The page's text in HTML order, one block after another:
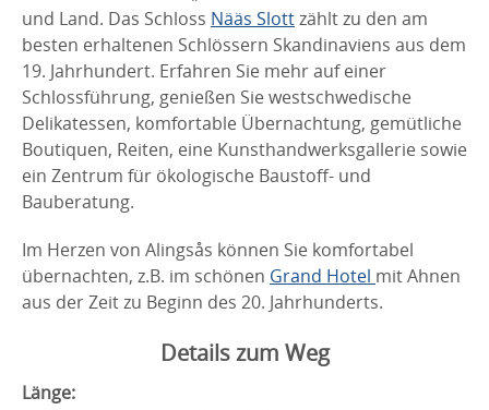
und Land. Das Schloss Nääs Slottzählt zu den am
besten erhaltenen Schlössern Skandinaviens aus dem
19. Jahrhundert. Erfahren Sie mehr auf einer
Schlossführung, genießen Sie westschwedische
Delikatessen, komfortable Übernachtung, gemütliche
Boutiquen, Reiten, eine Kunsthandwerksgallerie sowie
ein Zentrum für ökologische Baustoff- und
Bauberatung.
Im Herzen von Alingsås können Sie komfortabel
übernachten, z.B. im schönen Grand Hotel mit Ahnen
aus der Zeit zu Beginn des 20. Jahrhunderts.
Details zum Weg
Länge: